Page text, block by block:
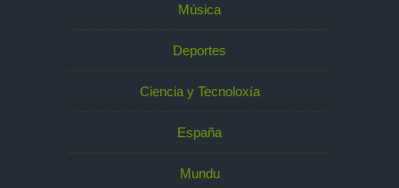
Música
Deportes
Ciencia y Tecnoloxía
España
Mundu